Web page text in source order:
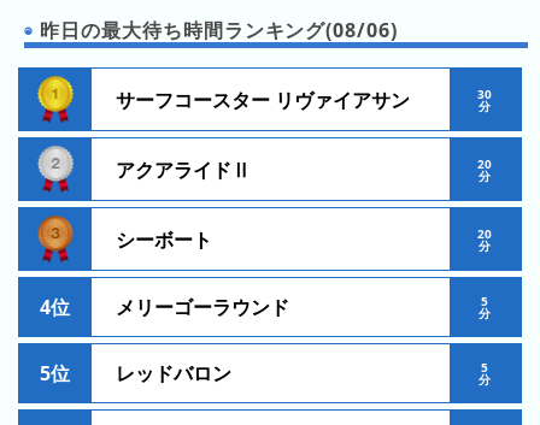
シ
ョ
ン
一
覧
ン
キ
ン
グ
ラ
キ
ン
グ
昨
日
の
ラ
ン
キ
ン
昨日の最大待ち時間ランキング(08/06)
サーフコースター リヴァイアサン 30
分
アクアライドⅡ 20
分
シーボート 20
分
4位 メリーゴーラウンド 5
分
5位 レッドバロン 5
分